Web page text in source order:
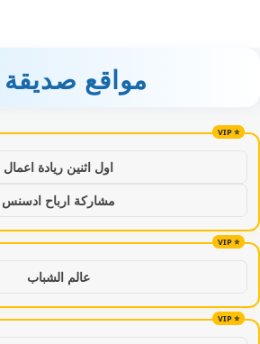
مواقع صديقة
اول اثنين ريادة اعمال
مشاركة ارباح ادسنس
عالم الشباب